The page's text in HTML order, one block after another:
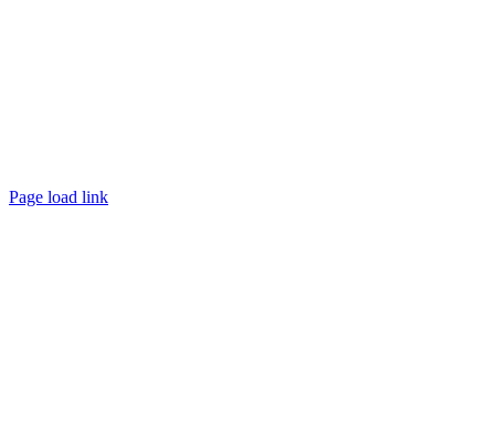
Page load link